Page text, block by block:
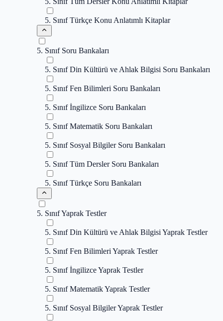
5. Sınıf Türkçe Konu Anlatımlı Kitaplar
5. Sınıf Soru Bankaları
5. Sınıf Din Kültürü ve Ahlak Bilgisi Soru Bankaları
5. Sınıf Fen Bilimleri Soru Bankaları
5. Sınıf İngilizce Soru Bankaları
5. Sınıf Matematik Soru Bankaları
5. Sınıf Sosyal Bilgiler Soru Bankaları
5. Sınıf Tüm Dersler Soru Bankaları
5. Sınıf Türkçe Soru Bankaları
5. Sınıf Yaprak Testler
5. Sınıf Din Kültürü ve Ahlak Bilgisi Yaprak Testler
5. Sınıf Fen Bilimleri Yaprak Testler
5. Sınıf İngilizce Yaprak Testler
5. Sınıf Matematik Yaprak Testler
5. Sınıf Sosyal Bilgiler Yaprak Testler